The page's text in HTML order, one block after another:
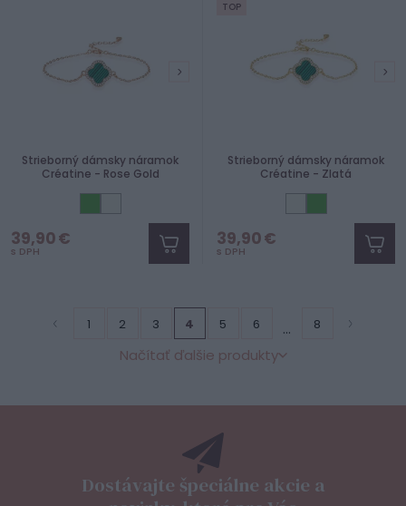
Strieborný dámsky náramok
Créatine - Rose Gold
39,90 €
s DPH
TOP
Strieborný dámsky náramok
Créatine - Zlatá
39,90 €
s DPH
Načítať ďalšie produkty
1 2 3 4 5 6 ... 8
Dostávajte špeciálne akcie a